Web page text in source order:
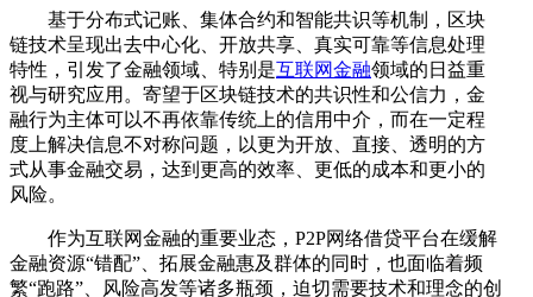
基于分布式记账、集体合约和智能共识等机制，区块
链技术呈现出去中心化、开放共享、真实可靠等信息处理
特性，引发了金融领域、特别是互联网金融领域的日益重
视与研究应用。寄望于区块链技术的共识性和公信力，金
融行为主体可以不再依靠传统上的信用中介，而在一定程
度上解决信息不对称问题，以更为开放、直接、透明的方
式从事金融交易，达到更高的效率、更低的成本和更小的
风险。
作为互联网金融的重要业态，P2P网络借贷平台在缓解
金融资源“错配”、拓展金融惠及群体的同时，也面临着频
繁“跑路”、风险高发等诸多瓶颈，迫切需要技术和理念的创